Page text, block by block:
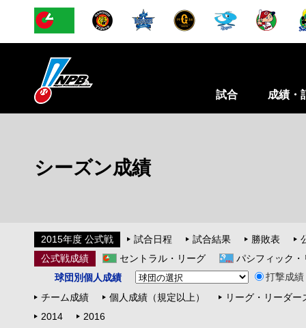
試合 成績・
シーズン成績
2015年度 公式戦 試合日程 試合結果 勝敗表
公式戦成績
セントラル・リーグ
パシフィック・
球団別個人成績
打撃成績
チーム成績
個人成績（規定以上）
リーグ・リーダー
2014
2016